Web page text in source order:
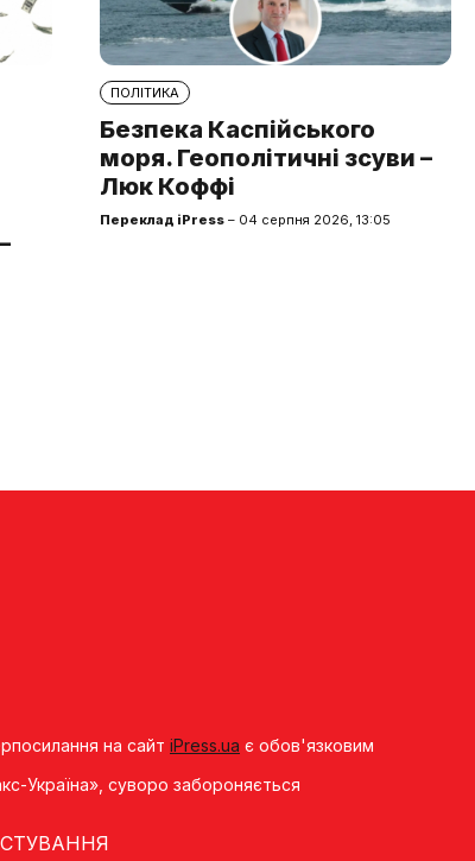
ПОЛІТИКА
Безпека Каспійського
моря. Геополітичні зсуви –
Люк Коффі
Переклад iPress – 04 серпня 2026, 13:05
на сайт iPress.ua є обов'язковим
Україна», суворо забороняється